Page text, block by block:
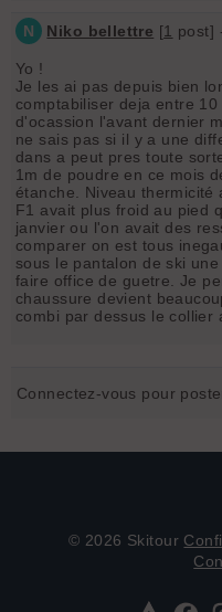
N Niko bellettre [1 post]
Yo !
Je les ai pas depuis bien
comptabiliser deja entre
d'ocassion l'avant dernier
ne sais pas si il y a une
dans a peut pres toute
1m de poudre en ce mois
étanche. Niveau thermicité
F1 avait plus froid au pied
janvier ou l'on avait des
comparer on est tous
sous le pantalon de ski
faire office de guetre. Je
chaussure devient
combi par dessus le collier
Connectez-vous pour
© 2026 Skitour